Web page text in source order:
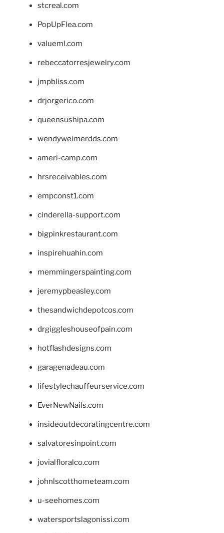
stcreal.com
PopUpFlea.com
valueml.com
rebeccatorresjewelry.com
jmpbliss.com
drjorgerico.com
queensushipa.com
wendyweimerdds.com
ameri-camp.com
hrsreceivables.com
empconst1.com
cinderella-support.com
bigpinkrestaurant.com
inspirehuahin.com
memmingerspainting.com
jeremypbeasley.com
thesandwichdepotcos.com
drgiggleshouseofpain.com
hotflashdesigns.com
garagenadeau.com
lifestylechauffeurservice.com
EverNewNails.com
insideoutdecoratingcentre.com
salvatoresinpoint.com
jovialfloralco.com
johnlscotthometeam.com
u-seehomes.com
watersportslagonissi.com